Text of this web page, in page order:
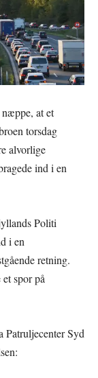
at et
torsdag
alvorlige
ind i en
Politi
i en
retning.
spor på
Syd